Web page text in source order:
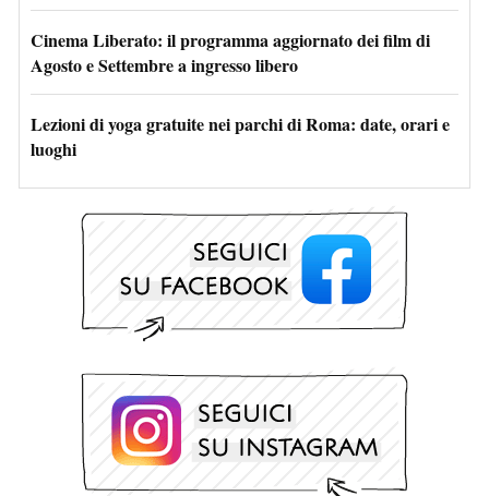
Cinema Liberato: il programma aggiornato dei film di
Agosto e Settembre a ingresso libero
Lezioni di yoga gratuite nei parchi di Roma: date, orari e
luoghi